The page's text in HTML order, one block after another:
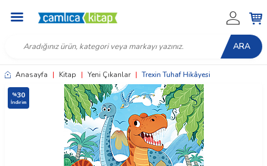
ARA
Anasayfa | Kitap | Yeni Çıkanlar | Trexin Tuhaf Hikâyesi
%30
İndirim